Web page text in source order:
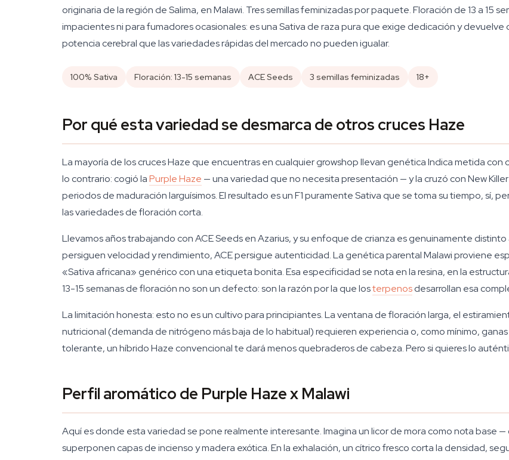
originaria de la región de Salima, en Malawi. Tres semillas feminizadas por paquete. Floración de 13 a 15
impacientes ni para fumadores ocasionales: es una Sativa de raza pura que exige dedicación y
potencia cerebral que las variedades rápidas del mercado no pueden igualar.
100% Sativa Floración: 13-15 semanas ACE Seeds 3 semillas feminizadas 18+
Por qué esta variedad se desmarca de otros cruces Haze
La mayoría de los cruces Haze que encuentras en cualquier growshop llevan genética Indica metida con
lo contrario: cogió laPurple Haze — una variedad que no necesita presentación — y la cruzó con New
periodos de maduración larguísimos. El resultado es un F1 puramente Sativa que se toma su tiempo, sí,
las variedades de floración corta.
Llevamos años trabajando con ACE Seeds en Azarius, y su enfoque de crianza es genuinamente
persiguen velocidad y rendimiento, ACE persigue autenticidad. La genética parental Malawi proviene
«Sativa africana» genérico con una etiqueta bonita. Esa especificidad se nota en la resina, en la
13-15 semanas de floración no son un defecto: son la razón por la que losterpenosdesarrollan esa
La limitación honesta: esto no es un cultivo para principiantes. La ventana de floración larga, el
nutricional (demanda de nitrógeno más baja de lo habitual) requieren experiencia o, como mínimo,
tolerante, un híbrido Haze convencional te dará menos quebraderos de cabeza. Pero si quieres lo
Perfil aromático de Purple Haze x Malawi
Aquí es donde esta variedad se pone realmente interesante. Imagina un licor de mora como nota base
superponen capas de incienso y madera exótica. En la exhalación, un cítrico fresco corta la densidad,